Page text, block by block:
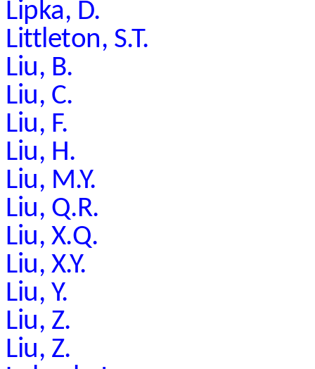
Lipka, D.
Littleton, S.T.
Liu, B.
Liu, C.
Liu, F.
Liu, H.
Liu, M.Y.
Liu, Q.R.
Liu, X.Q.
Liu, X.Y.
Liu, Y.
Liu, Z.
Liu, Z.